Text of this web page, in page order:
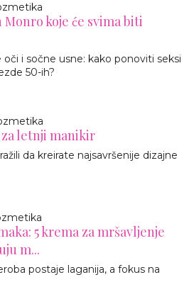
koje će svima biti
oči i sočne usne: kako ponoviti seksi
50-ih?
letnji manikir
da kreirate najsavršenije dizajne
5 krema za mršavljenje
m...
postaje laganija, a fokus na